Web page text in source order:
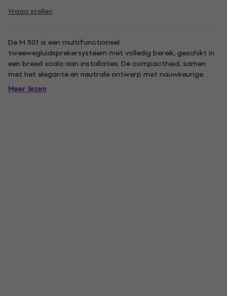
Vraag stellen
De M 501 is een multifunctioneel
tweewegluidsprekersysteem met volledig bereik, geschikt in
een breed scala aan installaties. De compactheid, samen
met het elegante en neutrale ontwerp met nauwkeurige
afwerking, maken de M 501 geschikt voor vrijwel elke
omgeving en architectonische beperking. Het comfortabele
Meer lezen